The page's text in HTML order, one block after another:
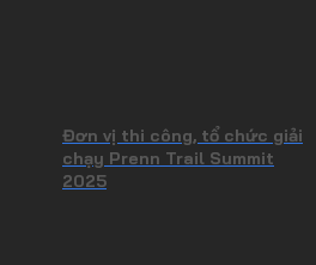
Đơn vị thi công, tổ chức giải
chạy Prenn Trail Summit
2025